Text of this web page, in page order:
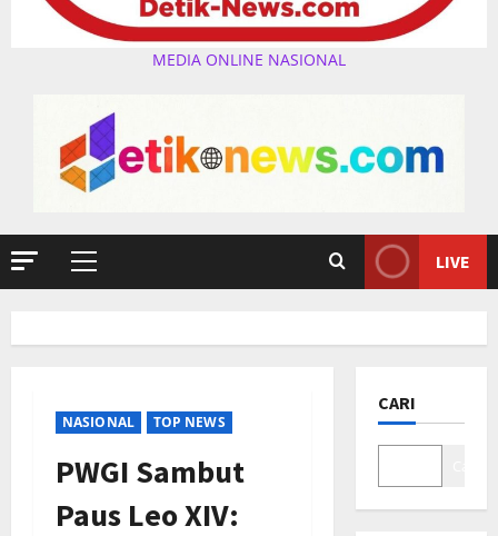
MEDIA ONLINE NASIONAL
Primary
LIVE
NASIONAL TOP NEWS
PWGI Sambut
Paus Leo XIV:
CARI